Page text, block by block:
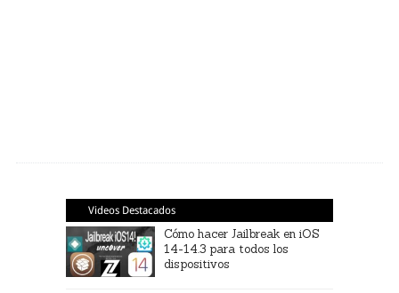
Videos Destacados
Cómo hacer Jailbreak en iOS
14-14.3 para todos los
dispositivos